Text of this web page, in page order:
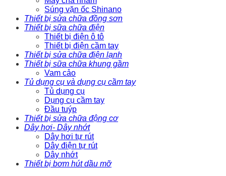
Súng vặn ốc Shinano
Thiết bị sửa chữa đồng sơn
Thiết bị sữa chữa điện
Thiết bị điện ô tô
Thiết bị điện cầm tay
Thiết bị sửa chữa điện lạnh
Thiết bị sữa chữa khung gầm
Vam cảo
Tủ dụng cụ và dụng cụ cầm tay
Tủ dụng cụ
Dụng cụ cầm tay
Đầu tuýp
Thiết bị sửa chữa động cơ
Dây hơi- Dây nhớt
Dây hơi tự rút
Dây điện tự rút
Dây nhớt
Thiết bị bơm hút dầu mỡ